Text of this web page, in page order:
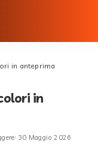
in anteprima
in
30 Maggio 2026